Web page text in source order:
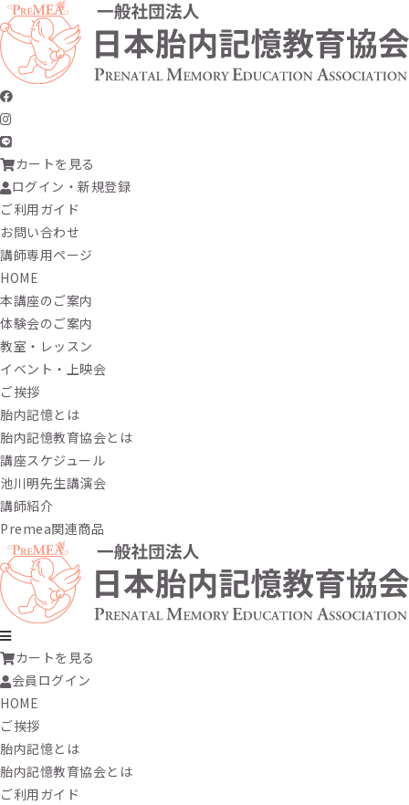
カートを見る
ログイン・新規登録
ご利用ガイド
お問い合わせ
講師専用ページ
HOME
本講座のご案内
体験会のご案内
教室・レッスン
イベント・上映会
ご挨拶
胎内記憶とは
胎内記憶教育協会とは
講座スケジュール
池川明先生講演会
講師紹介
Premea関連商品
カートを見る
会員ログイン
HOME
ご挨拶
胎内記憶とは
胎内記憶教育協会とは
ご利用ガイド